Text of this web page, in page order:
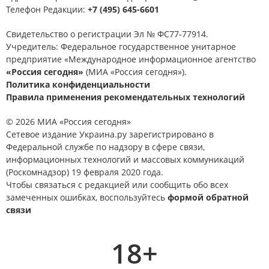
Телефон Редакции: +7 (495) 645-6601
Свидетельство о регистрации Эл № ФС77-77914.
Учредитель: Федеральное государственное унитарное
предприятие «Международное информационное агентство
«Россия сегодня» (МИА «Россия сегодня»).
Политика конфиденциальности
Правила применения рекомендательных технологий
© 2026 МИА «Россия сегодня»
Сетевое издание Украина.ру зарегистрировано в
Федеральной службе по надзору в сфере связи,
информационных технологий и массовых коммуникаций
(Роскомнадзор) 19 февраля 2020 года.
Чтобы связаться с редакцией или сообщить обо всех
замеченных ошибках, воспользуйтесь формой обратной
связи
18+